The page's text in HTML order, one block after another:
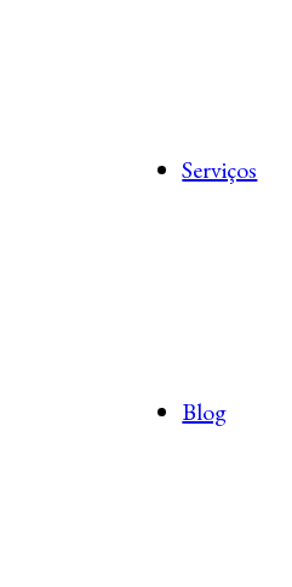
Serviços
Blog